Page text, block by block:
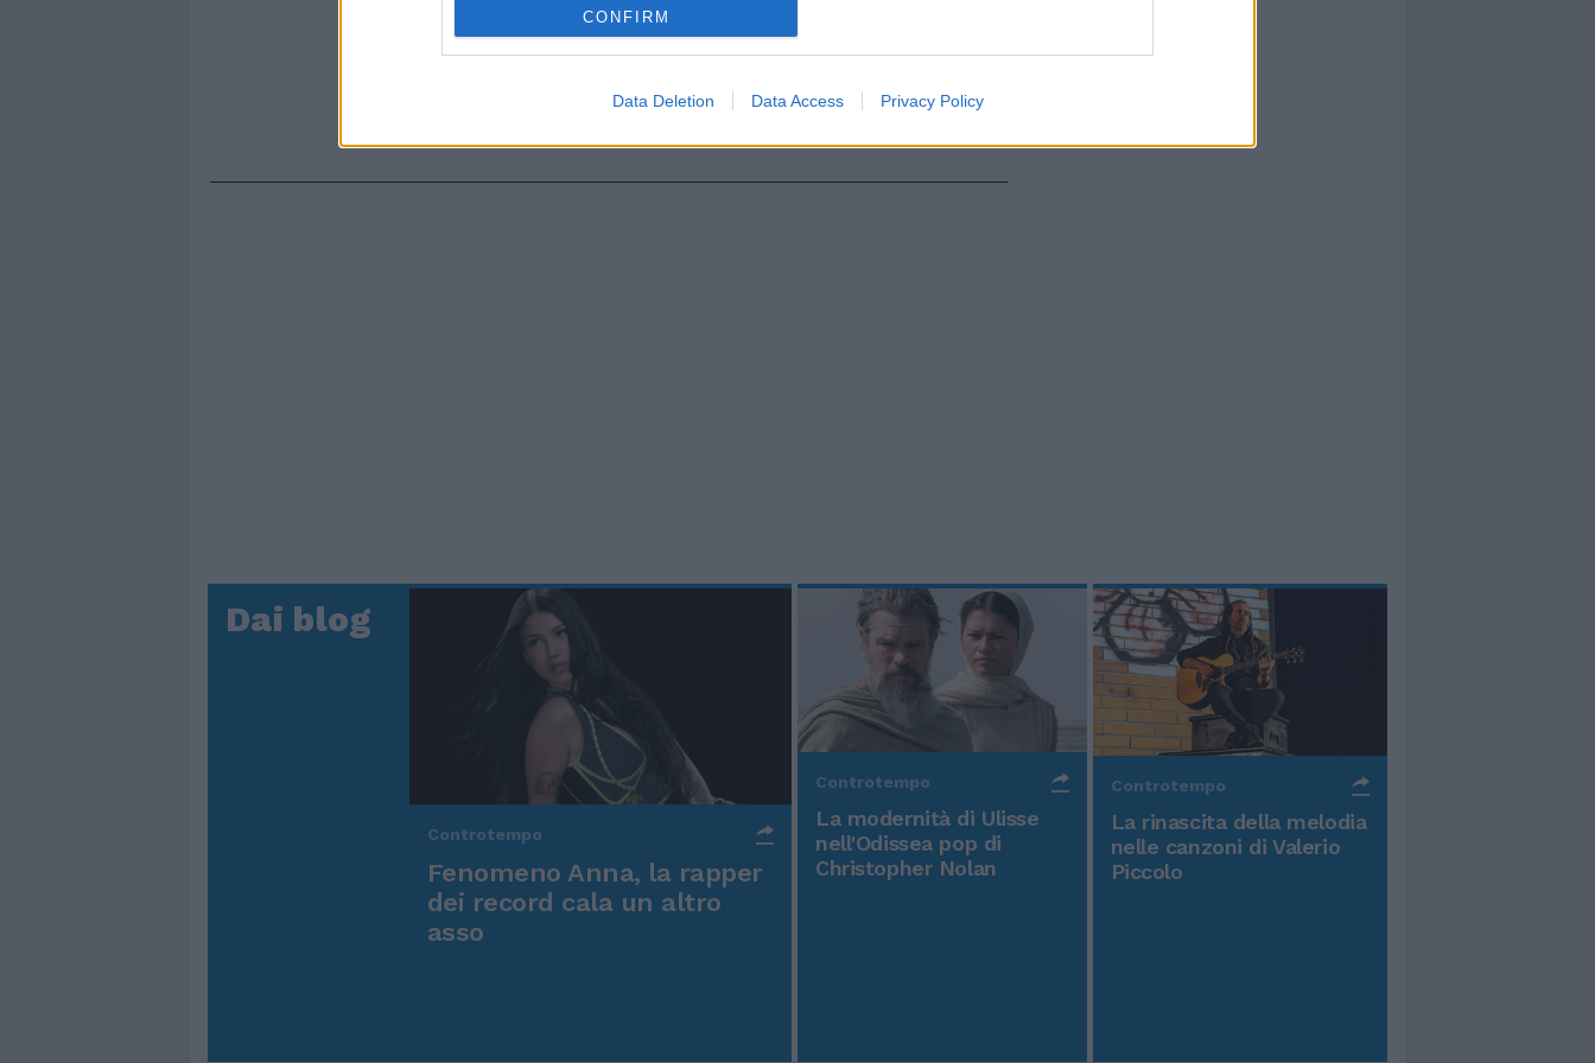
CONFIRM
Data Deletion Data Access Privacy Policy
Dai blog
Controtempo
Fenomeno Anna, la rapper
dei record cala un altro
asso
Controtempo
La modernità di Ulisse
nell'Odissea pop di
Christopher Nolan
Controtempo
La rinascita della melodia
nelle canzoni di Valerio
Piccolo